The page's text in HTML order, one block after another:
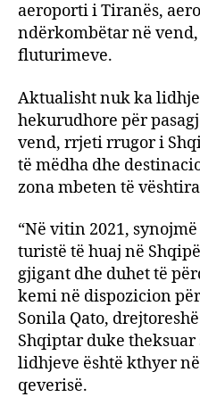
aeroporti i Tiranës,
ndërkombëtar në
fluturimeve.
Aktualisht nuk ka
hekurudhore për
vend, rrjeti rrugor i
të mëdha dhe
zona mbeten të
“Në vitin 2021,
turistë të huaj në
gjigant dhe duhet të
kemi në dispozicion
Sonila Qato,
Shqiptar duke
lidhjeve është kthyer
qeverisë.